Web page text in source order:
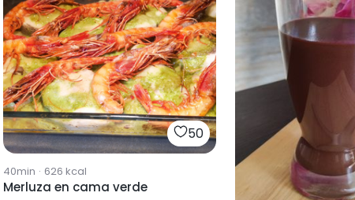
50
40min · 626 kcal
Merluza en cama verde